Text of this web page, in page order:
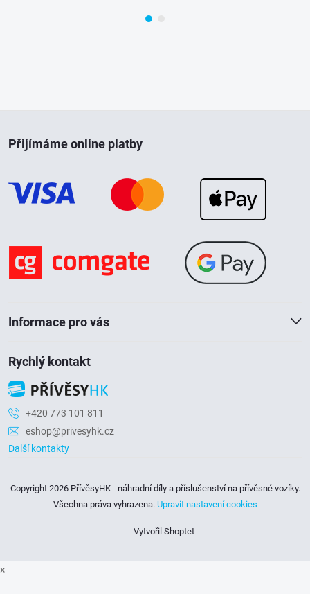
p
Přijímáme online platby
Informace pro vás
Rychlý kontakt
+420 773 101 811
eshop@privesyhk.cz
Další kontakty
Vytvořil Shoptet
Copyright 2026 PřívěsyHK - náhradní díly a příslušenství na přívěsné vozíky.
Všechna práva vyhrazena. Upravit nastavení cookies
×